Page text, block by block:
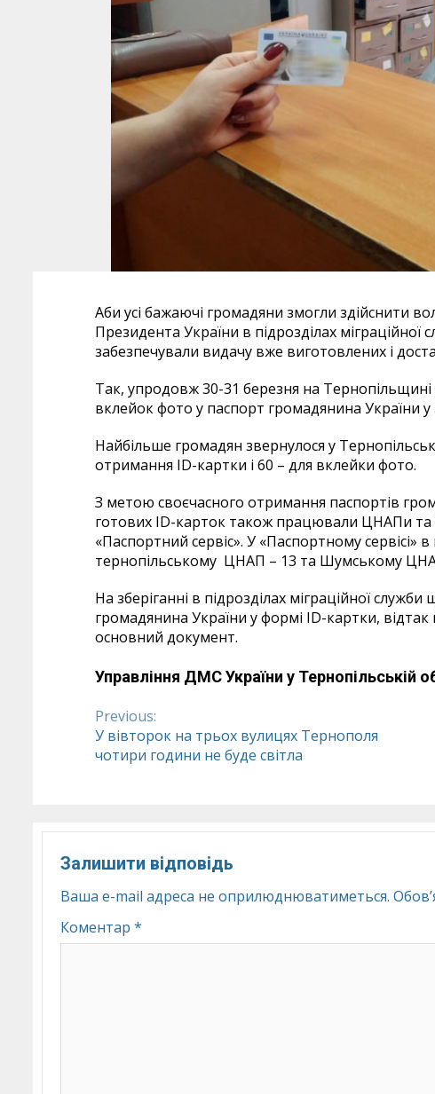
Аби усі бажаючі громадяни змогли здійснити
Президента України в підрозділах міграційної
забезпечували видачу вже виготовлених і
Так, упродовж 30-31 березня на
вклейок фото у паспорт громадянина України у
Найбільше громадян звернулося у
отримання ID-картки і 60 – для вклейки фото.
З метою своєчасного отримання паспортів
готових ID-карток також працювали ЦНАПи та
«Паспортний сервіс». У «Паспортному сервісі»
тернопільському ЦНАП – 13 та Шумському
На зберіганні в підрозділах міграційної
громадянина України у формі ID-картки,
основний документ.
Управління ДМС України у Тернопільській
Continue
Reading
Previous:
У вівторок на трьох вулицях Тернополя
чотири години не буде світла
Залишити відповідь
Ваша e-mail адреса не оприлюднюватиметься.
Коментар *